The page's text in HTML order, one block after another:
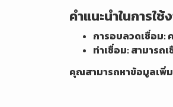
คำแนะนำในการใช้
การอบลวดเชื่อม:
ท่าเชื่อม: สามารถ
คุณสามารถหาข้อมูลเพิ่